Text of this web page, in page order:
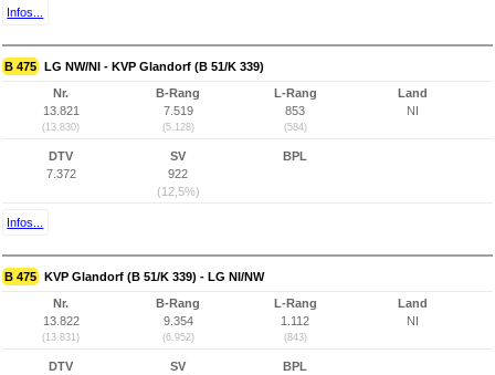
Infos...
B 475 LG NW/NI - KVP Glandorf (B 51/K 339)
Nr.
13.821
(13.830)
B-Rang
7.519
(5.128)
L-Rang
853
(584)
Land
NI
DTV
7.372
SV
922
(12,5%)
BPL
Infos...
B 475 KVP Glandorf (B 51/K 339) - LG NI/NW
Nr.
13.822
(13.831)
B-Rang
9.354
(6.952)
L-Rang
1.112
(843)
Land
NI
DTV
SV
BPL